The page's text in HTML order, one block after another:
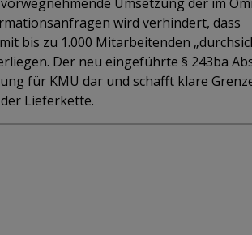
wird verhindert, dass
bis zu 1.000 Mitarbeitenden
Der neu eingeführte § 243ba
für KMU dar und schafft klare
Lieferkette.